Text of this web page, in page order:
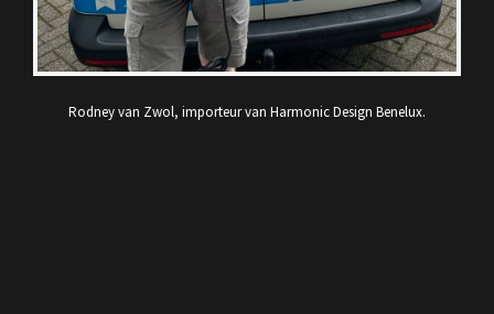
Rodney van Zwol, importeur van Harmonic Design Benelux.